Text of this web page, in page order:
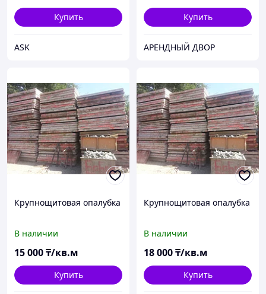
Купить
ASK
Купить
АРЕНДНЫЙ ДВОР
Крупнощитовая опалубка
В наличии
15 000₸/кв.м
Купить
Крупнощитовая опалубка
В наличии
18 000₸/кв.м
Купить